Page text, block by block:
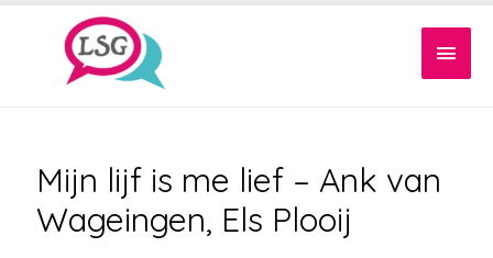
Mijn lijf is me lief – Ank van
Wageingen, Els Plooij